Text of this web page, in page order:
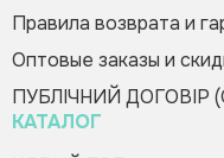
Правила возврата и
Оптовые заказы и
ПУБЛІЧНИЙ ДОГОВІР
КАТАЛОГ